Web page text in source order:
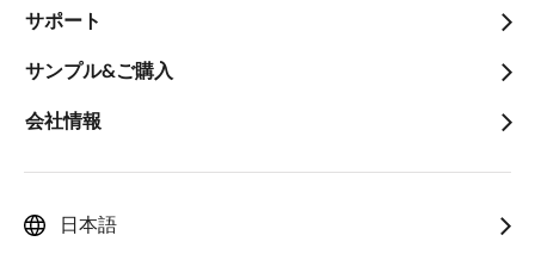
サポート
サンプル&ご購入
会社情報
日本語
2022年9月28日
このビデオについて
このビデオでは、EK-RA4W1 評価キットを用いて Keil
MDKで QE for BLE を使用する方法を紹介します。